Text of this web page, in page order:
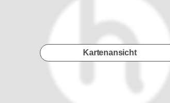
Kartenansicht